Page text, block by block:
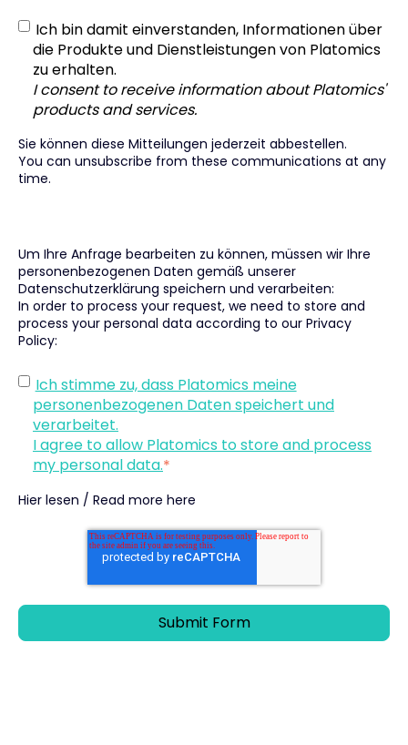
Ich bin damit einverstanden, Informationen über
die Produkte und Dienstleistungen von Platomics
zu erhalten.
I consent to receive information about Platomics'
products and services.
Sie können diese Mitteilungen jederzeit abbestellen.
You can unsubscribe from these communications at any
time.
Um Ihre Anfrage bearbeiten zu können, müssen wir Ihre
personenbezogenen Daten gemäß unserer
Datenschutzerklärung speichern und verarbeiten:
In order to process your request, we need to store and
process your personal data according to our Privacy
Policy:
Ich stimme zu, dass Platomics meine
personenbezogenen Daten speichert und
verarbeitet.
I agree to allow Platomics to store and process
my personal data.*
Hier lesen / Read more here